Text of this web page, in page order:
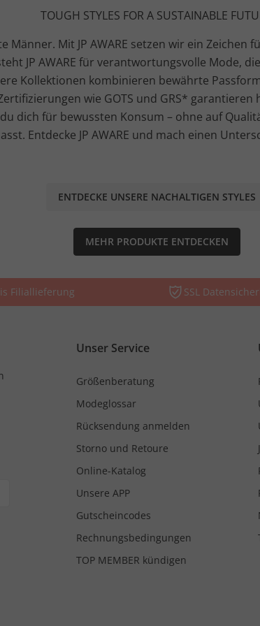
TOUGH STYLES FOR A SUSTAINABLE
Männer. Mit JP AWARE setzen wir ein
JP AWARE für verantwortungsvolle Mode,
Kollektionen kombinieren bewährte
wie GOTS und GRS*
du dich für bewussten Konsum – ohne auf
Entdecke JP AWARE und mach einen
ENTDECKE UNSERE NACHALTIGEN STYLES
MEHR PRODUKTE ENTDECKEN
Filiallieferung SSL
Unser Service
Größenberatung
Modeglossar
Rücksendung anmelden
Storno und Retoure
Online-Katalog
Unsere APP
Gutscheincodes
Rechnungsbedingungen
TOP MEMBER kündigen